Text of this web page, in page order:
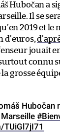
Hubočan a
Il se
2019 et
d’euros,
jouait
connu
grosse
Hubočan
Marseille